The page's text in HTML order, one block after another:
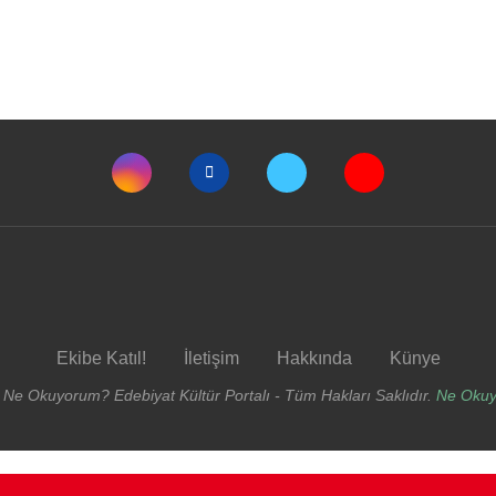
Ekibe Katıl! İletişim Hakkında Künye
Okuyorum? Edebiyat Kültür Portalı - Tüm Hakları Saklıdır. Ne